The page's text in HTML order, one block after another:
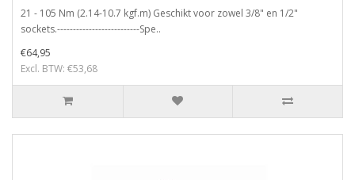
21 - 105 Nm (2.14-10.7 kgf.m) Geschikt voor zowel 3/8" en 1/2"
sockets.--------------------------Spe..
€64,95
Excl. BTW: €53,68